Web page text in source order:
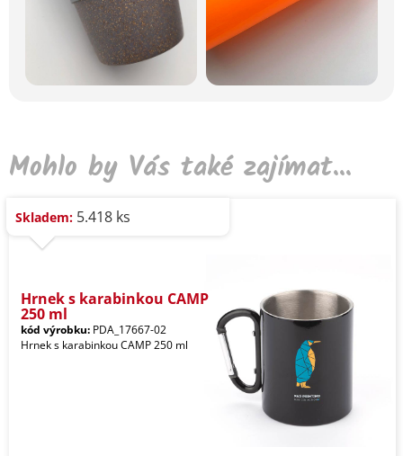
Mohlo by Vás také zajímat...
Skladem: 5.418 ks
Hrnek s karabinkou CAMP
250 ml
kód výrobku: PDA_17667-02
Hrnek s karabinkou CAMP 250 ml